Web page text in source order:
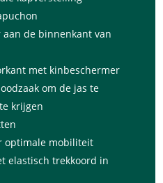
de binnenkant van
met kinbeschermer
om de jas te
krijgen
optimale mobiliteit
elastisch trekkoord in